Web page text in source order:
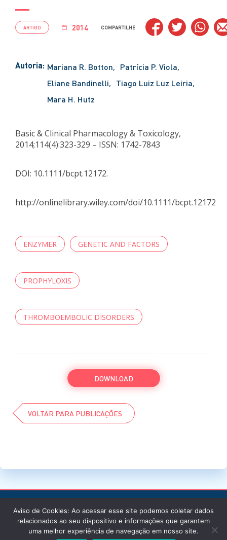
ARTIGO 2014 COMPARTILHE
Autoria: Mariana R. Botton
Patrícia P. Viola
Eliane Bandinelli
Tiago Luiz Luz Leiria
Mara H. Hutz
Basic & Clinical Pharmacology & Toxicology,
2014;114(4):323-329 – ISSN: 1742-7843
DOI: 10.1111/bcpt.12172.
http://onlinelibrary.wiley.com/doi/10.1111/bcpt.12172
ENZYMER GENETIC AND FACTORS
PROPHYLOXIS
THROMBOEMBOLIC DISORDERS
DOWNLOAD
VOLTAR PARA PUBLICAÇÕES
Aviso de Cookies: Ao acessar esse site podemos coletar dados
relacionados ao seu dispositivo e informações que garantem
uma melhor experiência de navegação em nosso site.